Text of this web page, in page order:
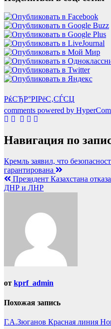
РќСЂР°РІРёС‚СЃСЏ
comments powered by
Навигация по
Кремль заявил, что
гарантирована
Президент Казахстана
ДНР и ЛНР
от kprf_admin
Похожая запись
Г.А.Зюганов Красная линия